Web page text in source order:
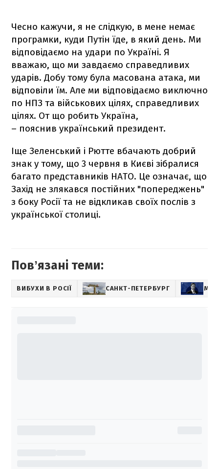
Чесно кажучи, я не слідкую, в мене немає
програмки, куди Путін їде, в який день. Ми
відповідаємо на удари по Україні. Я
вважаю, що ми завдаємо справедливих
ударів. Добу тому була масована атака, ми
відповіли їм. Але ми відповідаємо виключно
по НПЗ та військових цілях, справедливих
цілях. От що робить Україна,
– пояснив український президент.
Іще Зеленський і Рютте вбачають добрий
знак у тому, що 3 червня в Києві зібралися
багато представників НАТО. Це означає, що
Захід не злякався постійних "попереджень"
з боку Росії та не відкликав своїх послів з
української столиці.
Повʼязані теми:
ВИБУХИ В РОСІЇ САНКТ-ПЕТЕРБУРГ